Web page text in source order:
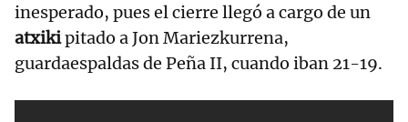
inesperado, pues el cierre llegó a cargo de un
atxikipitado a Jon Mariezkurrena,
guardaespaldas de Peña II, cuando iban 21-19.